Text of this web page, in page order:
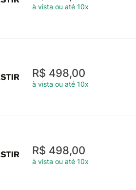
à vista ou até 10x
R$ 498,00
à vista ou até 10x
R$ 498,00
à vista ou até 10x